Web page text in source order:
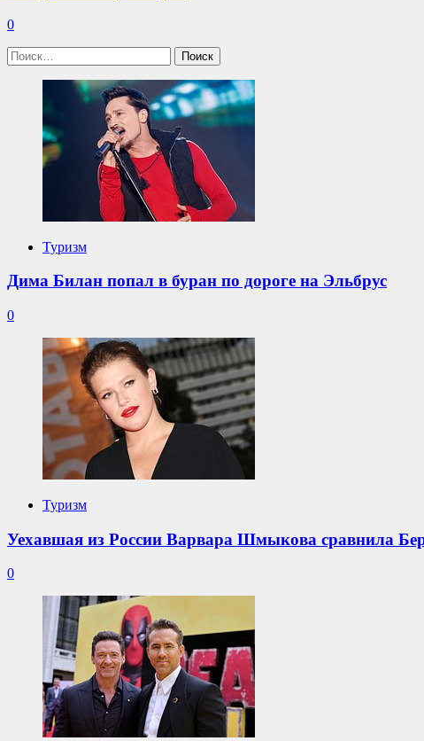
0
Найти:
Туризм
Дима Билан попал в буран по дороге на Эльбрус
0
Туризм
Уехавшая из России Варвара Шмыкова сравнила
0